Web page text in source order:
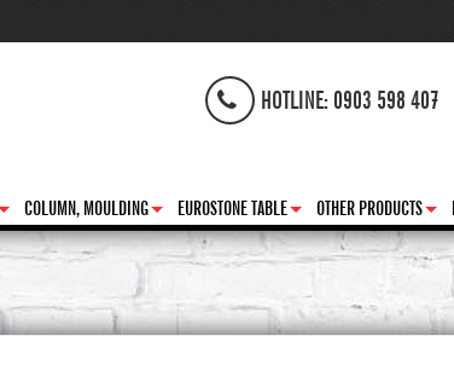
HOTLINE: 0903 598 407
+ +
COLUMN, MOULDING
+
EUROSTONE TABLE
+
OTHER PRODUCTS